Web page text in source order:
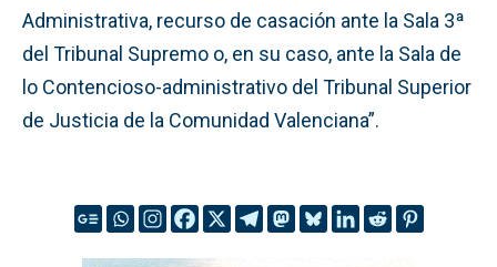
Administrativa, recurso de casación ante la Sala 3ª
del Tribunal Supremo o, en su caso, ante la Sala de
lo Contencioso-administrativo del Tribunal Superior
de Justicia de la Comunidad Valenciana”.